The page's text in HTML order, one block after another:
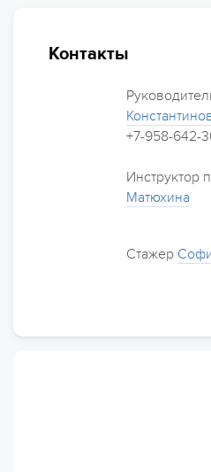
Контакты
+7-958-642-
Инструктор
Матюхина
Стажер